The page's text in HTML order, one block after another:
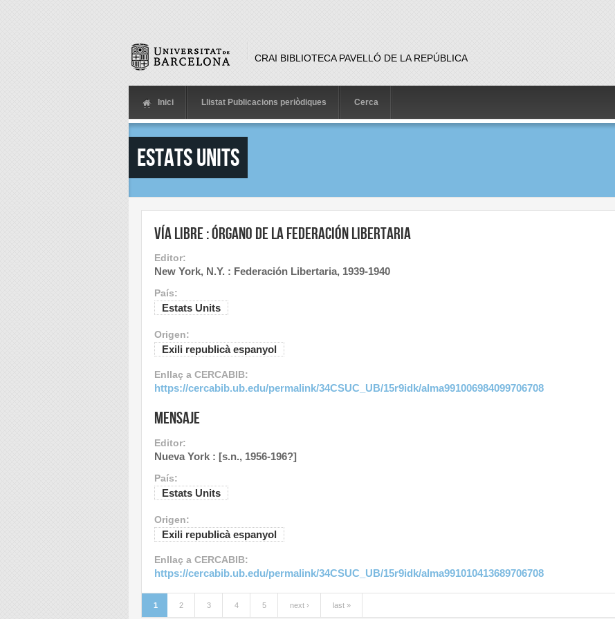
CRAI BIBLIOTECA PAVELLÓ DE LA REPÚBLICA
Inici Llistat Publicacions periòdiques Cerca
Estats Units
Vía libre : órgano de la Federación Libertaria
Editor:
New York, N.Y. : Federación Libertaria, 1939-1940
País:
Estats Units
Origen:
Exili republicà espanyol
Enllaç a CERCABIB:
https://cercabib.ub.edu/permalink/34CSUC_UB/15r9idk/alma991006984099706708
Mensaje
Editor:
Nueva York : [s.n., 1956-196?]
País:
Estats Units
Origen:
Exili republicà espanyol
Enllaç a CERCABIB:
https://cercabib.ub.edu/permalink/34CSUC_UB/15r9idk/alma991010413689706708
Pages
1 2 3 4 5 next › last »